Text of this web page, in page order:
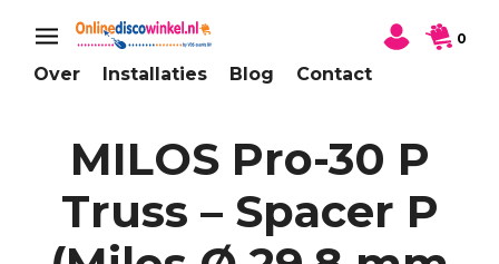
Over Installaties Blog Contact
0
MILOS Pro-30 P
Truss – Spacer P